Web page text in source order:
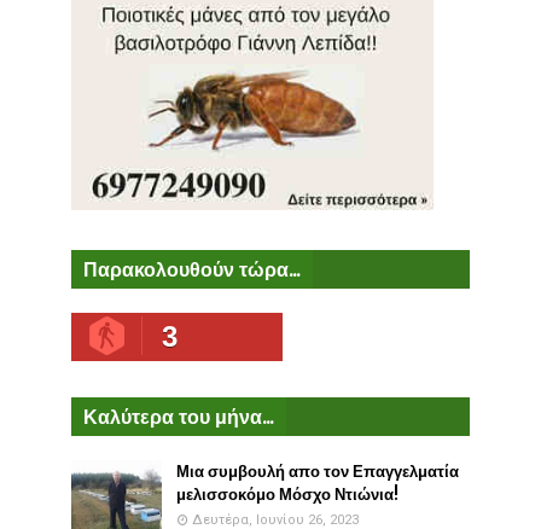
Παρακολουθούν τώρα...
3
Καλύτερα του μήνα...
Μια συμβουλή απο τον Επαγγελματία
μελισσοκόμο Μόσχο Ντιώνια!
Δευτέρα, Ιουνίου 26, 2023